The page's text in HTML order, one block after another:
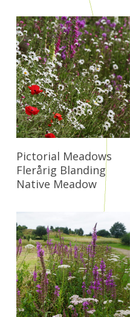
Læs Mere
Pictorial Meadows
Flerårig Blanding
Native Meadow